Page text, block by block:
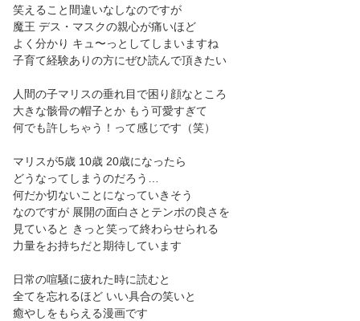
笑えること間違いなしなのですが
魔王 デス・マスクの親心が痛いほど
よく分かり キュ〜っとしてしまいますね
子育て経験ありの方にぜひ読んで頂きたい
人間の子マリスの垂れ目で困り顔なところ
大きな骸骨の帽子とか もう可愛すぎて
何でも許しちゃう！って感じです（笑）
マリスが5歳 10歳 20歳になったら
どうなってしまうのだろう…
何だか切ないことになっていきそう
なのですが 展開の面白さとテンポの良さを
見ていると きっと笑って終わらせられる
力量をお持ちだと期待しています
日常の喧騒に疲れた時に読むと
全てを忘れるほど いい具合の笑いと
癒やしをもらえる漫画です